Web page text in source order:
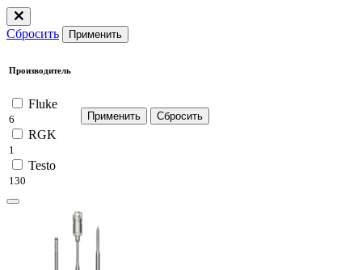
Сбросить Применить
Производитель
Fluke
6
RGK
1
Testo
130